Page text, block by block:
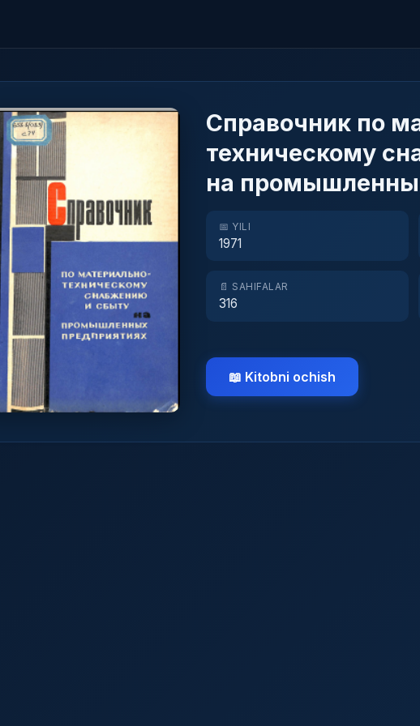
Справочник по
техническому
на
📅 YILI
1971
📄 SAHIFALAR
316
📖 Kitobni ochish